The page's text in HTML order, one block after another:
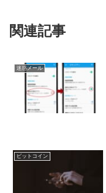
関連記事
迷惑メール
ビットコイン